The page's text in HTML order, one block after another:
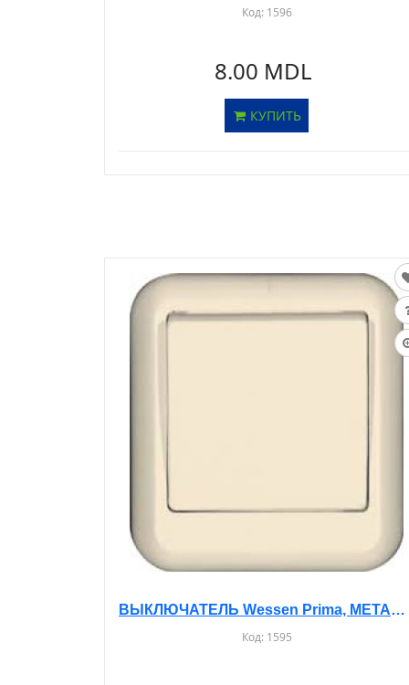
Код: 1596
8.00 MDL
КУПИТЬ
ВЫКЛЮЧАТЕЛЬ Wessen Prima, МЕТАЛИЧЕСКАЯ ПЛАСТИНА, О/У, 1-КЛ. БЕЖЕВЫЙ, A16-051M
Код: 1595